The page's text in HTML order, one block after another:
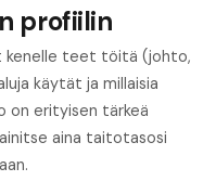
profiilin
kenelle teet töitä (johto,
käytät ja millaisia
on erityisen tärkeä
aina taitotasosi